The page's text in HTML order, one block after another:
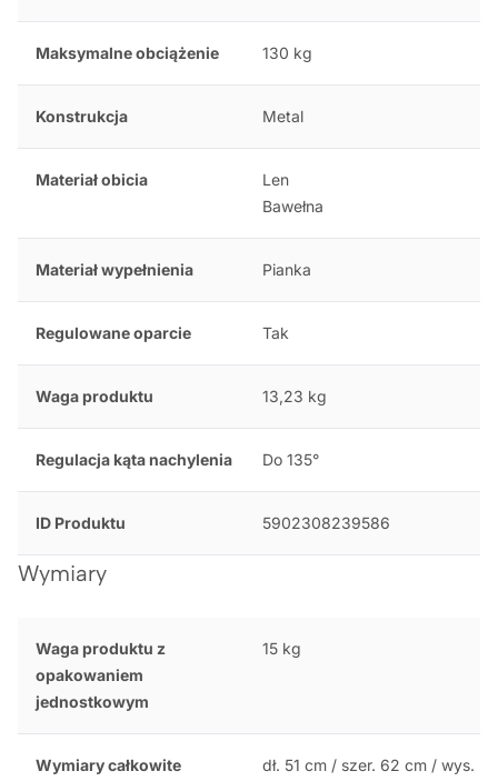
Maksymalne obciążenie 130 kg
Konstrukcja Metal
Materiał obicia
Len
Bawełna
Materiał wypełnienia Pianka
Regulowane oparcie Tak
Waga produktu 13,23 kg
Regulacja kąta nachylenia Do 135°
ID Produktu 5902308239586
Wymiary
Waga produktu z
opakowaniem
jednostkowym
15 kg
Wymiary całkowite
dł. 51 cm / szer. 62 cm / wys.